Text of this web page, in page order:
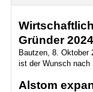
Gründer
Bautzen, 8. Oktober
ist der Wunsch nach
Alstom